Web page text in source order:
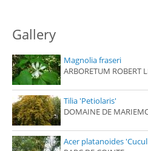
Gallery
Magnolia fraseri
ARBORETUM ROBERT
Tilia 'Petiolaris'
DOMAINE DE
Acer platanoides